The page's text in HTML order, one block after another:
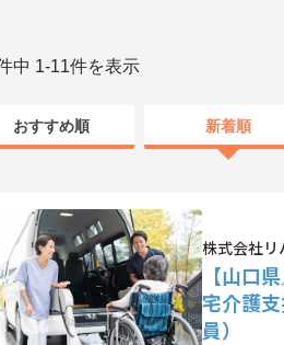
中 1-11件を表示
おすすめ順 新着順
株式会社リ
【山口
宅介護
員）